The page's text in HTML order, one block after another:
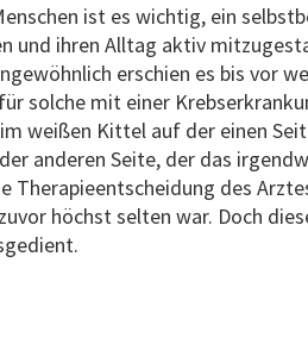
ist es wichtig, ein
und ihren Alltag aktiv
erschien es bis vor
solche mit einer
weißen Kittel auf der einen
anderen Seite, der das
Therapieentscheidung des
höchst selten war. Doch